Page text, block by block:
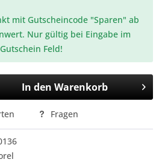
mit Gutscheincode "Sparen" ab
Nur gültig bei Eingabe im
Feld!
In den Warenkorb
Fragen